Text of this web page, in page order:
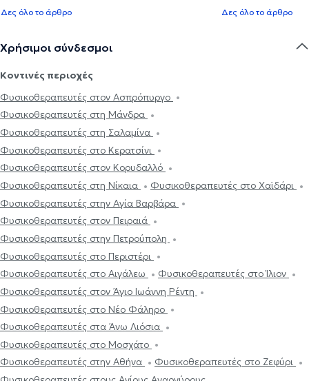
Δες όλο το άρθρο Δες όλο το άρθρο
Χρήσιμοι σύνδεσμοι
Κοντινές περιοχές
Φυσικοθεραπευτές στον Ασπρόπυργο
Φυσικοθεραπευτές στη Μάνδρα
Φυσικοθεραπευτές στη Σαλαμίνα
Φυσικοθεραπευτές στο Κερατσίνι
Φυσικοθεραπευτές στον Κορυδαλλό
Φυσικοθεραπευτές στη Νίκαια
Φυσικοθεραπευτές στο Χαϊδάρι
Φυσικοθεραπευτές στην Αγία Βαρβάρα
Φυσικοθεραπευτές στον Πειραιά
Φυσικοθεραπευτές στην Πετρούπολη
Φυσικοθεραπευτές στο Περιστέρι
Φυσικοθεραπευτές στο Αιγάλεω
Φυσικοθεραπευτές στο Ίλιον
Φυσικοθεραπευτές στον Άγιο Ιωάννη Ρέντη
Φυσικοθεραπευτές στο Νέο Φάληρο
Φυσικοθεραπευτές στα Άνω Λιόσια
Φυσικοθεραπευτές στο Μοσχάτο
Φυσικοθεραπευτές στην Αθήνα
Φυσικοθεραπευτές στο Ζεφύρι